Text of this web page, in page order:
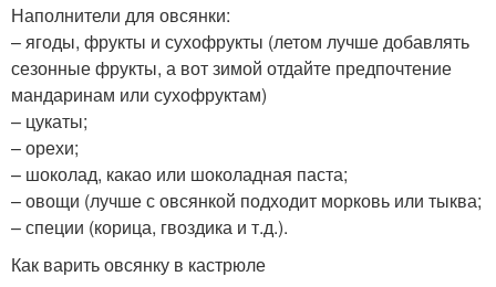
Наполнители для овсянки:
– ягоды, фрукты и сухофрукты (летом лучше добавлять
сезонные фрукты, а вот зимой отдайте предпочтение
мандаринам или сухофруктам)
– цукаты;
– орехи;
– шоколад, какао или шоколадная паста;
– овощи (лучше с овсянкой подходит морковь или тыква;
– специи (корица, гвоздика и т.д.).
Как варить овсянку в кастрюле